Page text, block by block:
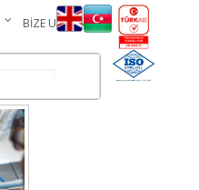
BIZE ULAŞIN